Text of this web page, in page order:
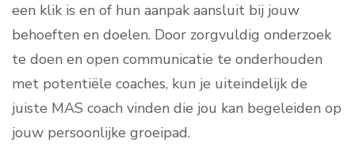
een klik is en of hun aanpak aansluit bij jouw
behoeften en doelen. Door zorgvuldig onderzoek
te doen en open communicatie te onderhouden
met potentiële coaches, kun je uiteindelijk de
juiste MAS coach vinden die jou kan begeleiden op
jouw persoonlijke groeipad.